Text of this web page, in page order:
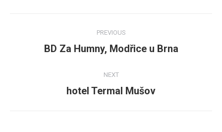
navigation
PREVIOUS
Previous
BD Za Humny, Modřice u Brna
NEXT
Next
hotel Termal Mušov